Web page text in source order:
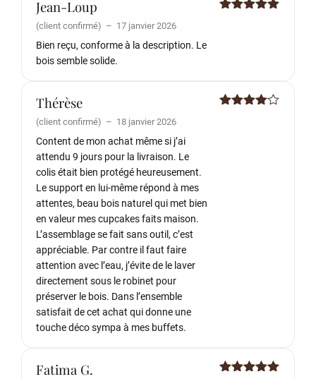
Jean-Loup
(client confirmé) – 17 janvier 2026
Bien reçu, conforme à la description. Le
bois semble solide.
Thérèse
(client confirmé) – 18 janvier 2026
Content de mon achat même si j’ai
attendu 9 jours pour la livraison. Le
colis était bien protégé heureusement.
Le support en lui-même répond à mes
attentes, beau bois naturel qui met bien
en valeur mes cupcakes faits maison.
L’assemblage se fait sans outil, c’est
appréciable. Par contre il faut faire
attention avec l’eau, j’évite de le laver
directement sous le robinet pour
préserver le bois. Dans l’ensemble
satisfait de cet achat qui donne une
touche déco sympa à mes buffets.
Fatima G.